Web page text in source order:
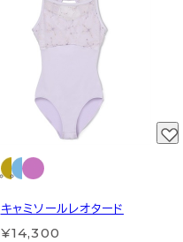
キャミソールレオタード
¥14,300